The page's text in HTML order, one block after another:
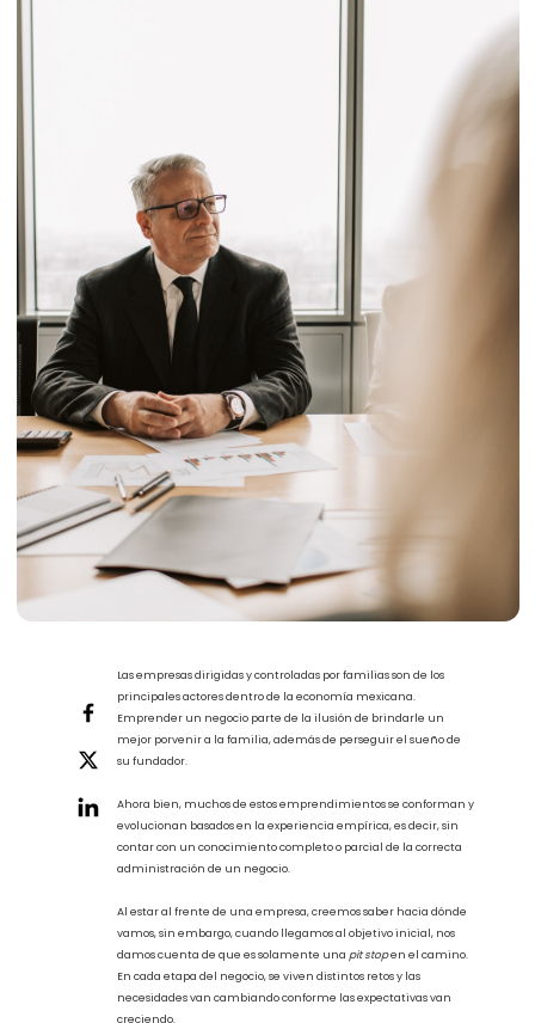
Las empresas dirigidas y controladas por familias son de los
principales actores dentro de la economía mexicana.
Emprender un negocio parte de la ilusión de brindarle un
su fundador.
Ahora bien, muchos de estos emprendimientos se conforman y
evolucionan basados en la experiencia empírica, es decir, sin